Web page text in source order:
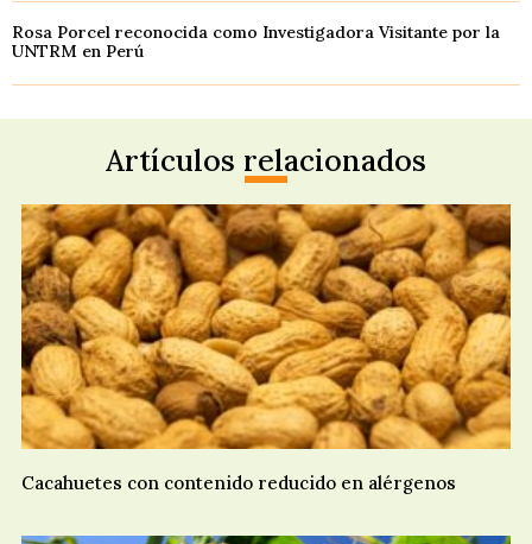
Rosa Porcel reconocida como Investigadora Visitante por la
UNTRM en Perú
Artículos relacionados
Cacahuetes con contenido reducido en alérgenos